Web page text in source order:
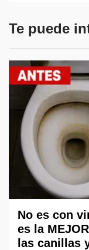
Te puede
No es con
es la
las canillas